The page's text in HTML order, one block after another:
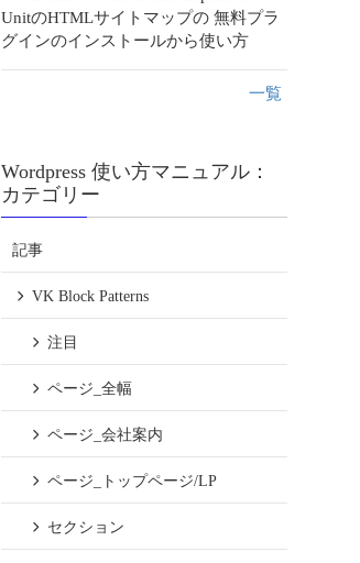
UnitのHTMLサイトマップの 無料プラ
グインのインストールから使い方
一覧
Wordpress 使い方マニュアル：
カテゴリー
記事
VK Block Patterns
注目
ページ_全幅
ページ_会社案内
ページ_トップページ/LP
セクション